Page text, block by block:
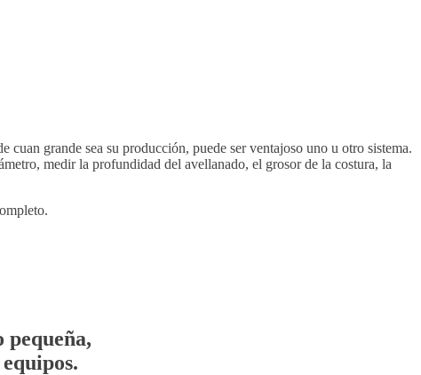
grande sea su producción, puede ser ventajoso uno u otro sistema.
medir la profundidad del avellanado, el grosor de la costura, la
pequeña,